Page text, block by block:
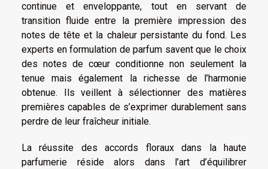
continue et enveloppante, tout en servant de
transition fluide entre la première impression des
notes de tête et la chaleur persistante du fond. Les
experts en formulation de parfum savent que le choix
des notes de cœur conditionne non seulement la
tenue mais également la richesse de l’harmonie
obtenue. Ils veillent à sélectionner des matières
premières capables de s’exprimer durablement sans
perdre de leur fraîcheur initiale.
La réussite des accords floraux dans la haute
parfumerie réside alors dans l’art d’équilibrer